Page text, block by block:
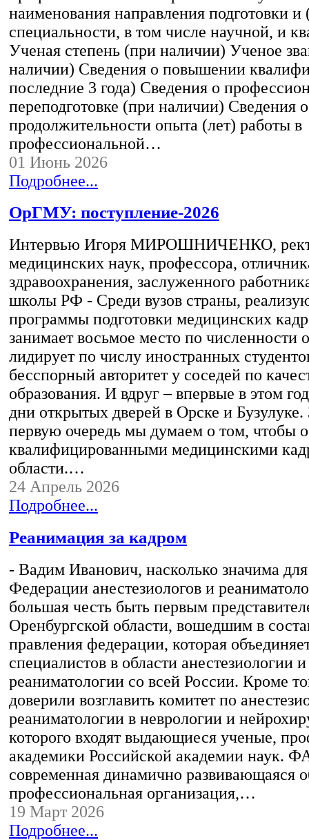
наименования направления подготовки и
специальности, в том числе научной, и
Ученая степень (при наличии) Ученое
наличии) Сведения о повышении
последние 3 года) Сведения о
переподготовке (при наличии) Сведения о
продолжительности опыта (лет) работы в
профессиональной…
01 Июнь 2026
Подробнее...
ОрГМУ: поступление-2026
Интервью Игоря МИРОШНИЧЕНКО,
медицинских наук, профессора,
здравоохранения, заслуженного
школы РФ - Среди вузов страны,
программы подготовки медицинских
занимает восьмое место по численности
лидирует по числу иностранных
бесспорный авторитет у соседей по
образования. И вдруг – впервые в этом
дни открытых дверей в Орске и
первую очередь мы думаем о том, чтобы
квалифицированными медицинскими
области.…
24 Апрель 2026
Подробнее...
Реанимация за кадром
- Вадим Иванович, насколько значима для
Федерации анестезиологов и
большая честь быть первым
Оренбургской области, вошедшим в
правления федерации, которая
специалистов в области анестезиологии и
реаниматологии со всей России. Кроме
доверили возглавить комитет по
реаниматологии в неврологии и
которого входят выдающиеся ученые,
академики Российской академии наук.
современная динамично развивающаяся
профессиональная организация,…
19 Март 2026
Подробнее...